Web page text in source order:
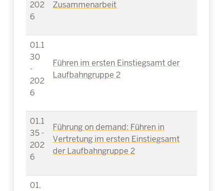
202
6
Zusammenarbeit
01.1
30
-
202
6
Führen im ersten Einstiegsamt der
Laufbahngruppe 2
01.1
35 -
202
6
Führung on demand: Führen in
Vertretung im ersten Einstiegsamt
der Laufbahngruppe 2
01.